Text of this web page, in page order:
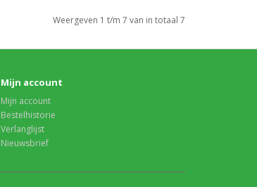
Weergeven 1 t/m 7 van in totaal 7
Mijn account
Mijn account
Bestelhistorie
Verlanglijst
Nieuwsbrief